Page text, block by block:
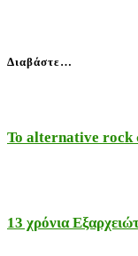
Διαβάστε…
Το alternative rock
13 χρόνια